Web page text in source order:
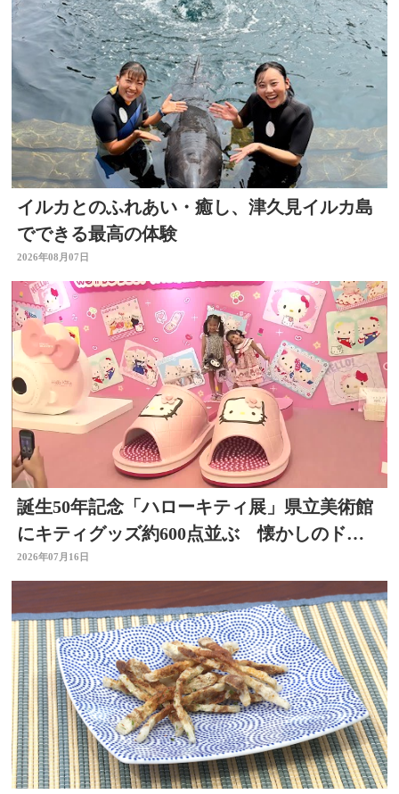
イルカとのふれあい・癒し、津久見イルカ島
でできる最高の体験
2026年08月07日
誕生50年記念「ハローキティ展」県立美術館
にキティグッズ約600点並ぶ 懐かしのドラ
イヤーなど 大分
2026年07月16日